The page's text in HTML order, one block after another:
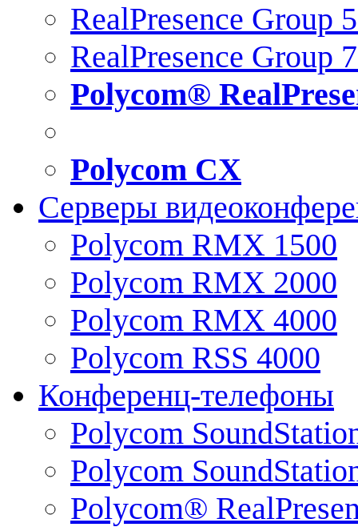
RealPresence Group
RealPresence Group
Polycom®
Polycom CX
Серверы
Polycom RMX 1500
Polycom RMX 2000
Polycom RMX 4000
Polycom RSS 4000
Конференц-телефоны
Polycom
Polycom
Polycom®